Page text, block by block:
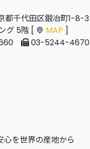
都千代田区鍛冶町1-8-3
グ 5階 [
MAP ]
03-5244-4670
心を世界の産地から